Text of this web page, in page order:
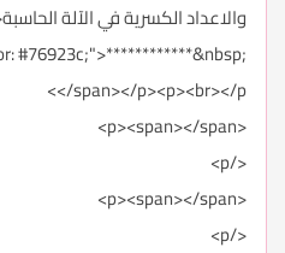
#76923c;">************&nbsp;
</span></p><p><br></p>
<p><span></span>
</p>
<p><span></span>
</p>